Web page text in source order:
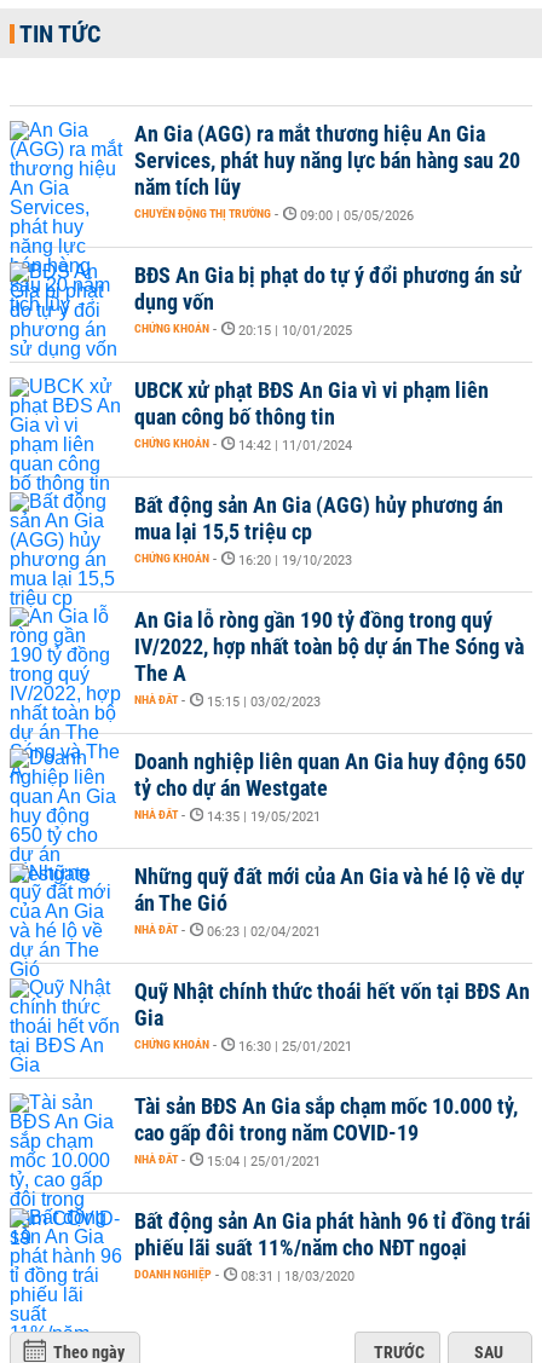
TIN TỨC
An Gia (AGG) ra mắt thương hiệu An Gia
Services, phát huy năng lực bán hàng sau 20
năm tích lũy
CHUYỂN ĐỘNG THỊ TRƯỜNG - 09:00 | 05/05/2026
BĐS An Gia bị phạt do tự ý đổi phương án sử
dụng vốn
CHỨNG KHOÁN - 20:15 | 10/01/2025
UBCK xử phạt BĐS An Gia vì vi phạm liên
quan công bố thông tin
CHỨNG KHOÁN - 14:42 | 11/01/2024
Bất động sản An Gia (AGG) hủy phương án
mua lại 15,5 triệu cp
CHỨNG KHOÁN - 16:20 | 19/10/2023
An Gia lỗ ròng gần 190 tỷ đồng trong quý
IV/2022, hợp nhất toàn bộ dự án The Sóng và
The A
NHÀ ĐẤT - 15:15 | 03/02/2023
Doanh nghiệp liên quan An Gia huy động 650
tỷ cho dự án Westgate
NHÀ ĐẤT - 14:35 | 19/05/2021
Những quỹ đất mới của An Gia và hé lộ về dự
án The Gió
NHÀ ĐẤT - 06:23 | 02/04/2021
Quỹ Nhật chính thức thoái hết vốn tại BĐS An
Gia
CHỨNG KHOÁN - 16:30 | 25/01/2021
Tài sản BĐS An Gia sắp chạm mốc 10.000 tỷ,
cao gấp đôi trong năm COVID-19
NHÀ ĐẤT - 15:04 | 25/01/2021
Bất động sản An Gia phát hành 96 tỉ đồng trái
phiếu lãi suất 11%/năm cho NĐT ngoại
DOANH NGHIỆP - 08:31 | 18/03/2020
Theo ngày TRƯỚC SAU